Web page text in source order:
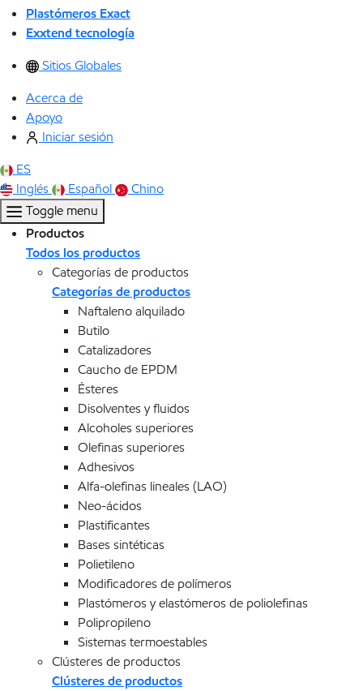
Plastómeros Exact
Exxtend tecnología
Sitios Globales
Acerca de
Apoyo
Iniciar sesión
ES
Inglés
Español
Chino
Toggle menu
Productos
Todos los productos
Categorías de productos
Categorías de productos
Naftaleno alquilado
Butilo
Catalizadores
Caucho de EPDM
Ésteres
Disolventes y fluidos
Alcoholes superiores
Olefinas superiores
Adhesivos
Alfa-olefinas lineales (LAO)
Neo-ácidos
Plastificantes
Bases sintéticas
Polietileno
Modificadores de polímeros
Plastómeros y elastómeros de poliolefinas
Polipropileno
Sistemas termoestables
Clústeres de productos
Clústeres de productos